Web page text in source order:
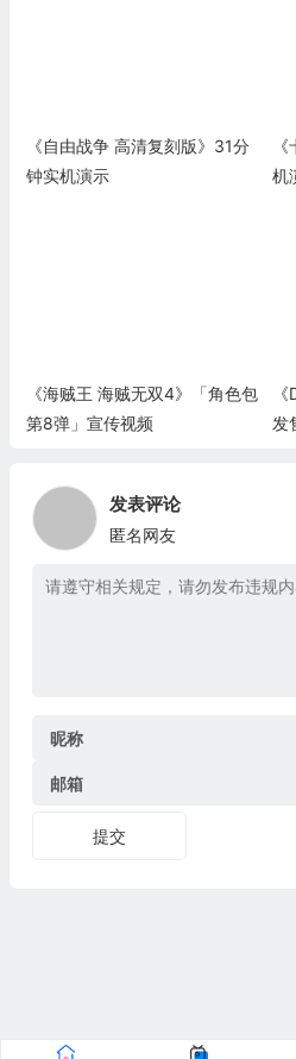
《自由战争 高清复刻版》31分
钟实机演示
机
《海贼王 海贼无双4》「角色包
第8弹」宣传视频
发
发表评论
匿名网友
昵称
邮箱
提交